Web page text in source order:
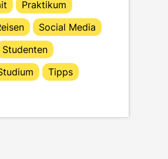
Praktikum
Social Media
Studenten
Tipps